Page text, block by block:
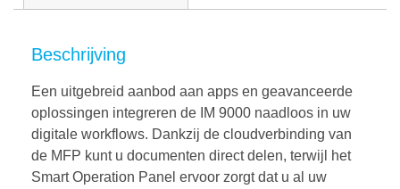
Beschrijving
Een uitgebreid aanbod aan apps en geavanceerde
oplossingen integreren de IM 9000 naadloos in uw
digitale workflows. Dankzij de cloudverbinding van
de MFP kunt u documenten direct delen, terwijl het
Smart Operation Panel ervoor zorgt dat u al uw